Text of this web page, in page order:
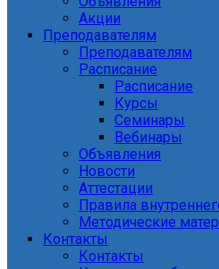
Акции
Преподавателям
Преподавателям
Расписание
Расписание
Курсы
Семинары
Вебинары
Объявления
Новости
Аттестации
Правила
Методические
Контакты
Контакты